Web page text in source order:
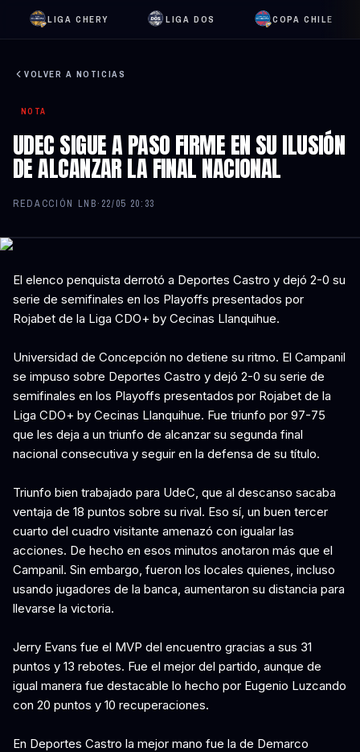
LIGA CHERY LIGA DOS COPA CHILE
VOLVER A NOTICIAS
NOTA
UDEC SIGUE A PASO FIRME EN SU ILUSIÓN
DE ALCANZAR LA FINAL NACIONAL
REDACCIÓN LNB· 22/05 20:33
El elenco penquista derrotó a Deportes Castro y dejó 2-0 su
serie de semifinales en los Playoffs presentados por
Rojabet de la Liga CDO+ by Cecinas Llanquihue.
Universidad de Concepción no detiene su ritmo. El Campanil
se impuso sobre Deportes Castro y dejó 2-0 su serie de
semifinales en los Playoffs presentados por Rojabet de la
Liga CDO+ by Cecinas Llanquihue. Fue triunfo por 97-75
que les deja a un triunfo de alcanzar su segunda final
nacional consecutiva y seguir en la defensa de su título.
Triunfo bien trabajado para UdeC, que al descanso sacaba
ventaja de 18 puntos sobre su rival. Eso sí, un buen tercer
cuarto del cuadro visitante amenazó con igualar las
acciones. De hecho en esos minutos anotaron más que el
Campanil. Sin embargo, fueron los locales quienes, incluso
usando jugadores de la banca, aumentaron su distancia para
llevarse la victoria.
Jerry Evans fue el MVP del encuentro gracias a sus 31
puntos y 13 rebotes. Fue el mejor del partido, aunque de
igual manera fue destacable lo hecho por Eugenio Luzcando
con 20 puntos y 10 recuperaciones.
En Deportes Castro la mejor mano fue la de Demarco